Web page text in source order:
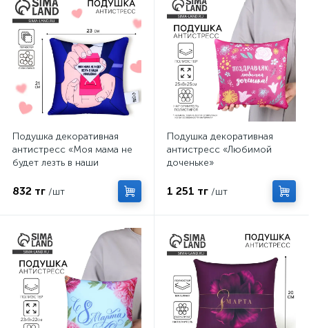
Подушка декоративная
антистресс «Моя мама не
будет лезть в наши
832 тг /шт
Подушка декоративная
антистресс «Любимой
доченьке»
1 251 тг /шт